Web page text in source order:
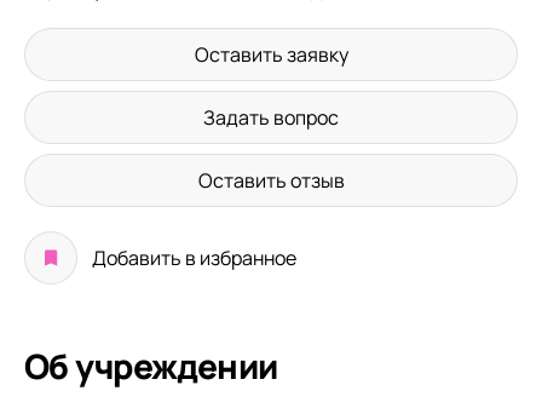
Оставить заявку
Задать вопрос
Оставить отзыв
Добавить в избранное
Об учреждении